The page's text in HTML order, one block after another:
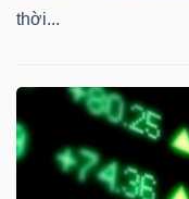
thời...
CỔ
PHÁI
SINH